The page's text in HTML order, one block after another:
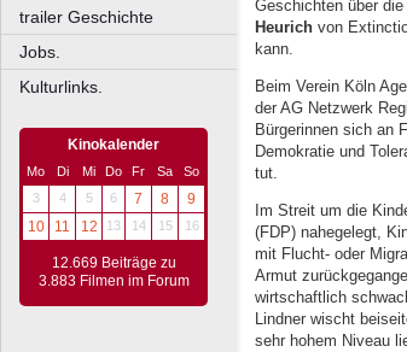
trailer Geschichte
Jobs.
Kulturlinks.
Kinokalender
Mo Di Mi Do Fr Sa
So
3
4 5 6 7 8
9
10
11 12 13 14 15 16
12.669 Beiträge zu
3.883 Filmen im Forum
Geschichten über
Heurich von
kann.
Beim Verein Köln
der AG Netzwerk
Bürgerinnen sich an
Demokratie und
tut.
Im Streit um die
(FDP) nahegelegt,
mit Flucht- oder
Armut
wirtschaftlich
Lindner wischt
sehr hohem Niveau